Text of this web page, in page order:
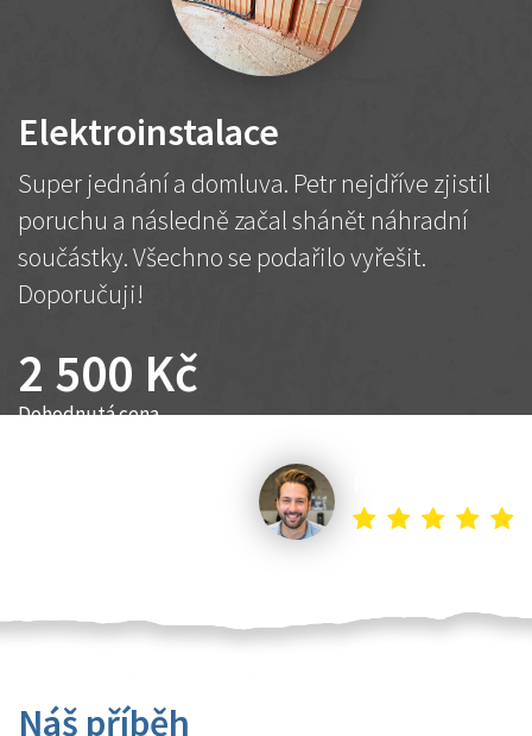
Elektroinstalace
Super jednání a domluva. Petr nejdříve zjistil
poruchu a následně začal shánět náhradní
součástky. Všechno se podařilo vyřešit.
Doporučuji!
2 500 Kč
Dohodnutá cena
Náš příběh